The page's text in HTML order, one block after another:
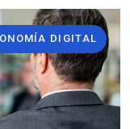
DIGITAL